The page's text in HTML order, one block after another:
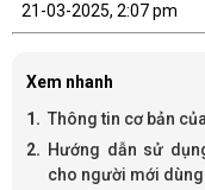
21-03-2025, 2:07 pm
Xem nhanh
Thông tin cơ bản
Hướng dẫn sử
cho người mới dùng